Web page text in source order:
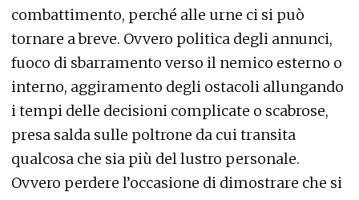
combattimento, perché alle urne ci si può
tornare a breve. Ovvero politica degli annunci,
fuoco di sbarramento verso il nemico esterno o
interno, aggiramento degli ostacoli allungando
i tempi delle decisioni complicate o scabrose,
presa salda sulle poltrone da cui transita
qualcosa che sia più del lustro personale.
Ovvero perdere l’occasione di dimostrare che si